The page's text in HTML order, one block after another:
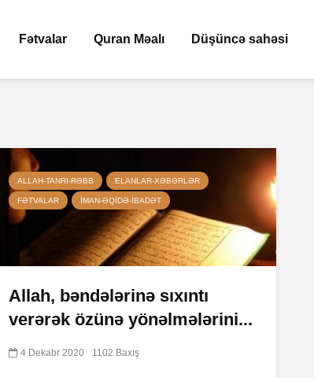
Fətvalar Quran Məalı Düşüncə sahəsi
ALLAH-TANRI-RƏBB ELANLAR-XƏBƏRLƏR
FƏTVALAR İMAN-ƏQIDƏ-IBADƏT
Allah, bəndələrinə sıxıntı
verərək özünə yönəlmələrini...
4 Dekabr 2020 1102 Baxış